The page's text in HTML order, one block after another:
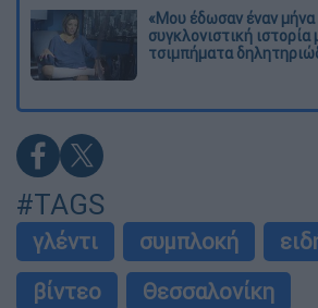
«Μου έδωσαν έναν
συγκλονιστική
τσιμπήματα
#TAGS
γλέντι συμπλοκή
βίντεο
Θεσσαλονίκη